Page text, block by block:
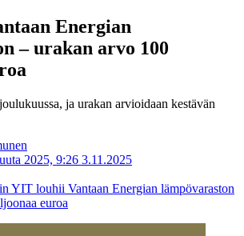
Energian
– urakan arvo 100
ja urakan arvioidaan kestävän
2025, 9:26 3.11.2025
YIT louhii Vantaan Energian lämpövaraston
euroa